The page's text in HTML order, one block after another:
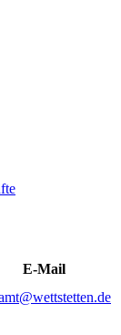
E-Mail